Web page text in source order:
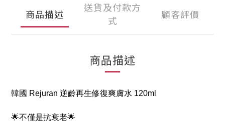
商品描述
送貨及付款方
式
顧客評價
商品描述
韓國 Rejuran 逆齡再生修復爽膚水 120ml
🌟不僅是抗衰老🌟